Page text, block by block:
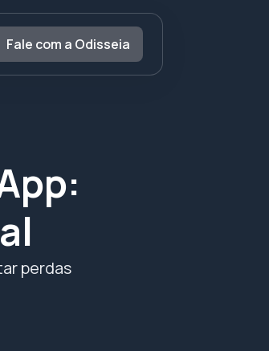
Fale com a Odisseia
perdas